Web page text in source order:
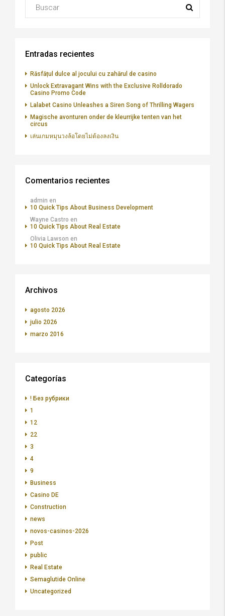
Entradas recientes
Răsfățul dulce al jocului cu zahărul de casino
Unlock Extravagant Wins with the Exclusive Rolldorado
Casino Promo Code
Lalabet Casino Unleashes a Siren Song of Thrilling Wagers
Magische avonturen onder de kleurrijke tenten van het
circus
เล่นเกมหมุนวงล้อโดยไม่ต้องลงเงิน
Comentarios recientes
admin en
10 Quick Tips About Business Development
Wayne Castro en
10 Quick Tips About Real Estate
Olivia Lawson en
10 Quick Tips About Real Estate
Archivos
agosto 2026
julio 2026
marzo 2016
Categorías
! Без рубрики
1
12
22
3
4
9
Business
Casino DE
Construction
news
novos-casinos-2026
Post
public
Real Estate
Semaglutide Online
Uncategorized